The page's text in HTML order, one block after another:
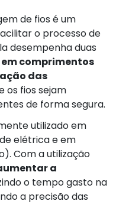
de fios é um
o processo de
desempenha duas
comprimentos
das
os fios sejam
de forma segura.
utilizado em
elétrica e em
Com a utilização
a
o tempo gasto na
a precisão das